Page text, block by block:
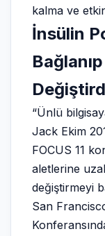
kalma ve
İnsülin
“Ünlü
Jack Ekim
FOCUS 11
aletlerine
değiştirmeyi
San